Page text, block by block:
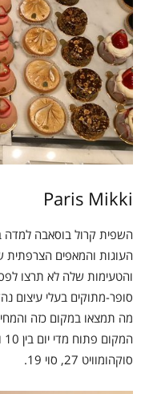
Paris Mikki
השפית קרול בוסאבה
העוגות והמאפים הצרפתית
והטעימות שלה לא תרצו
סופר-מתוקים בעלי עיצום
מה תמצאו במקום כזה
סוקהומוויט 27, סוי 19.